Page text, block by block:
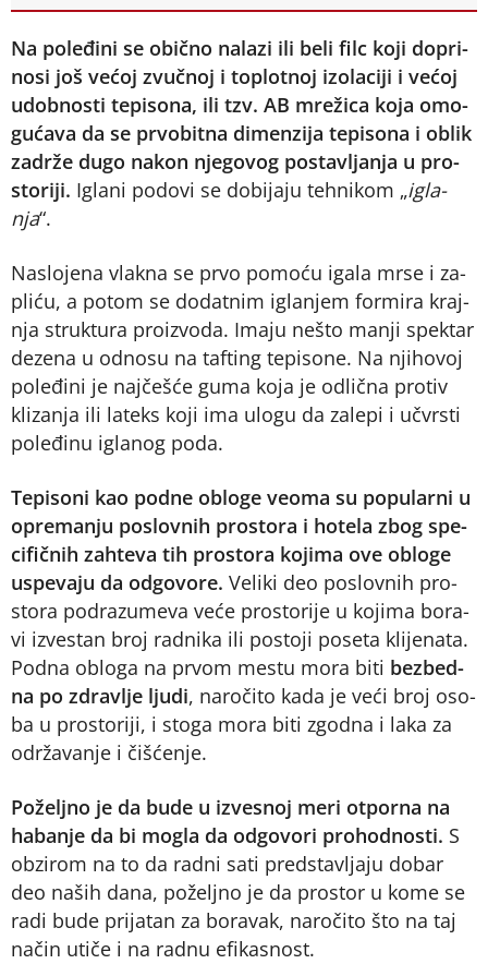
Na po­le­đi­ni se obič­no na­la­zi ili be­li filc ko­ji do­pri­
no­si još ve­ćoj zvuč­noj i to­plot­noj izo­la­ci­ji i ve­ćoj
udob­no­sti te­pi­so­na, ili tzv. AB mre­ži­ca ko­ja omo­
gu­ća­va da se pr­vo­bit­na di­men­zi­ja te­pi­so­na i ob­lik
za­dr­že du­go na­kon nje­go­vog po­sta­vlja­nja u pro­
sto­ri­ji. Igla­ni po­do­vi se do­bi­ja­ju teh­ni­kom „igla­
nja“.
Na­slo­je­na vlak­na se pr­vo po­mo­ću iga­la mr­se i za­
pli­ću, a po­tom se do­dat­nim igla­njem for­mi­ra kraj­
nja struk­tu­ra pro­iz­vo­da. Ima­ju ne­što ma­nji spek­tar
de­ze­na u od­no­su na taf­ting te­pi­so­ne. Na nji­ho­voj
po­le­đi­ni je naj­če­šće gu­ma ko­ja je od­lič­na pro­tiv
kli­za­nja ili la­teks ko­ji ima ulo­gu da za­le­pi i učvr­sti
po­le­đi­nu igla­nog po­da.
Te­pi­so­ni kao pod­ne oblo­ge ve­o­ma su po­pu­lar­ni u
opre­ma­nju po­slov­nih pro­sto­ra i ho­te­la zbog spe­
ci­fič­nih zah­te­va tih pro­sto­ra ko­ji­ma ove oblo­ge
uspe­va­ju da od­go­vo­re. Ve­li­ki deo po­slov­nih pro­
sto­ra pod­ra­zu­me­va ve­će pro­sto­ri­je u ko­ji­ma bo­ra­
vi iz­ve­stan broj rad­ni­ka ili po­sto­ji po­se­ta kli­je­na­ta.
Pod­na oblo­ga na pr­vom me­stu mo­ra bi­ti bez­bed­
na po zdra­vlje lju­di, na­ro­či­to ka­da je ve­ći broj oso­
ba u pro­sto­ri­ji, i sto­ga mo­ra bi­ti zgod­na i la­ka za
odr­ža­va­nje i či­šće­nje.
Po­želj­no je da bu­de u iz­ve­snoj me­ri ot­por­na na
ha­ba­nje da bi mo­gla da od­go­vo­ri pro­hod­no­sti. S
ob­zi­rom na to da rad­ni sa­ti pred­sta­vlja­ju do­bar
deo na­ših da­na, po­želj­no je da pro­stor u ko­me se
ra­di bu­de pri­ja­tan za bo­ra­vak, na­ro­či­to što na taj
na­čin uti­če i na rad­nu efi­ka­snost.